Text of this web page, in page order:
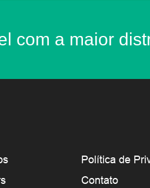
com a maior
Política de
Contato